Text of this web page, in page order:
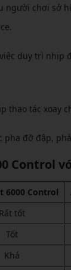
người chơi sở
duy trì nhịp
thao tác xoay
đỡ đập,
Control
6000 Control
Rất tốt
Tốt
Khá